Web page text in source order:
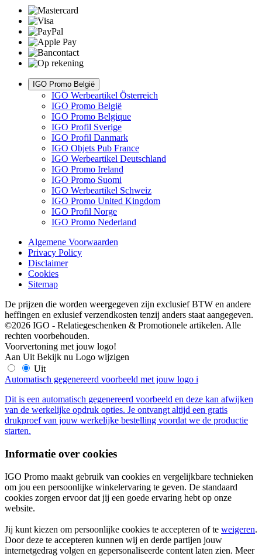
IGO Promo België
IGO Werbeartikel Österreich
IGO Promo België
IGO Promo Belgique
IGO Profil Sverige
IGO Profil Danmark
IGO Objets Pub France
IGO Werbeartikel Deutschland
IGO Promo Ireland
IGO Promo Suomi
IGO Werbeartikel Schweiz
IGO Promo United Kingdom
IGO Profil Norge
IGO Promo Nederland
Algemene Voorwaarden
Privacy Policy
Disclaimer
Cookies
Sitemap
De prijzen die worden weergegeven zijn exclusief BTW en andere
heffingen en exlusief verzendkosten tenzij anders staat aangegeven.
©2026 IGO - Relatiegeschenken & Promotionele artikelen. Alle
rechten voorbehouden.
Voorvertoning met jouw logo!
Aan Uit Bekijk nu Logo wijzigen
Uit
Automatisch gegenereerd voorbeeld met jouw logo i
Dit is een automatisch gegenereerd voorbeeld en deze kan afwijken
van de werkelijke opdruk opties. Je ontvangt altijd een gratis
drukproef van jouw werkelijke bestelling voordat we de productie
starten.
Informatie over cookies
IGO Promo maakt gebruik van cookies en vergelijkbare technieken
om jou een persoonlijke winkelervaring te geven. De standaard
cookies zorgen ervoor dat jij een goede ervaring hebt op onze
website.
Jij kunt kiezen om persoonlijke cookies te accepteren of te weigeren.
Door deze te accepteren kunnen wij en derde partijen jouw
internetgedrag volgen en gepersonaliseerde content laten zien. Meer